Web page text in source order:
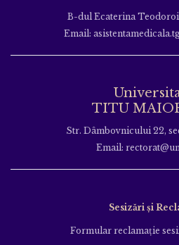
B-dul Ecaterina
Email:
TITU
Str. Dâmbovnicului 22,
Email:
Sesizări și
Formular reclamație